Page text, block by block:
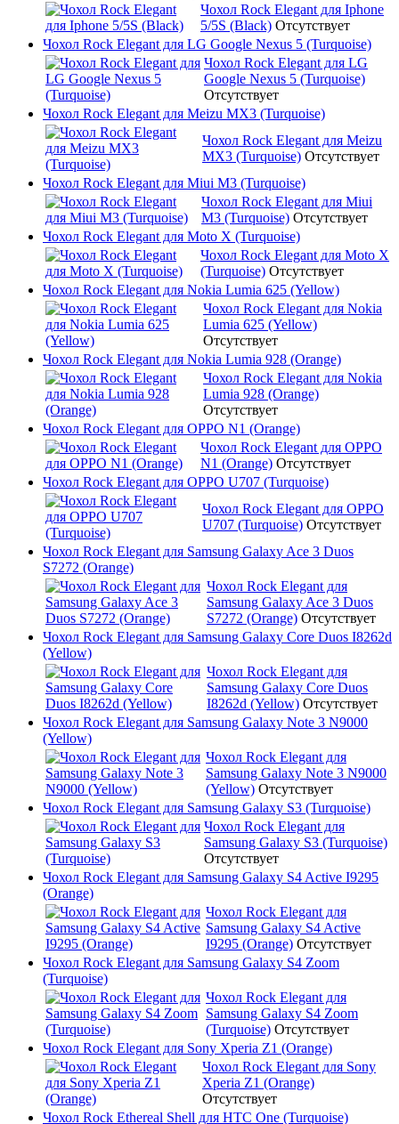
Чохол Rock Elegant для Iphone
5/5S (Black) Отсутствует
Чохол Rock Elegant для LG Google Nexus 5 (Turquoise)
Чохол Rock Elegant для LG
Google Nexus 5 (Turquoise)
Отсутствует
Чохол Rock Elegant для Meizu MX3 (Turquoise)
Чохол Rock Elegant для Meizu
MX3 (Turquoise) Отсутствует
Чохол Rock Elegant для Miui M3 (Turquoise)
Чохол Rock Elegant для Miui
M3 (Turquoise) Отсутствует
Чохол Rock Elegant для Moto X (Turquoise)
Чохол Rock Elegant для Moto X
(Turquoise) Отсутствует
Чохол Rock Elegant для Nokia Lumia 625 (Yellow)
Чохол Rock Elegant для Nokia
Lumia 625 (Yellow)
Отсутствует
Чохол Rock Elegant для Nokia Lumia 928 (Orange)
Чохол Rock Elegant для Nokia
Lumia 928 (Orange)
Отсутствует
Чохол Rock Elegant для OPPO N1 (Orange)
Чохол Rock Elegant для OPPO
N1 (Orange) Отсутствует
Чохол Rock Elegant для OPPO U707 (Turquoise)
Чохол Rock Elegant для OPPO
U707 (Turquoise) Отсутствует
Чохол Rock Elegant для Samsung Galaxy Ace 3 Duos
S7272 (Orange)
Чохол Rock Elegant для
Samsung Galaxy Ace 3 Duos
S7272 (Orange) Отсутствует
Чохол Rock Elegant для Samsung Galaxy Core Duos I8262d
(Yellow)
Чохол Rock Elegant для
Samsung Galaxy Core Duos
I8262d (Yellow) Отсутствует
Чохол Rock Elegant для Samsung Galaxy Note 3 N9000
(Yellow)
Чохол Rock Elegant для
Samsung Galaxy Note 3 N9000
(Yellow) Отсутствует
Чохол Rock Elegant для Samsung Galaxy S3 (Turquoise)
Чохол Rock Elegant для
Samsung Galaxy S3 (Turquoise)
Отсутствует
Чохол Rock Elegant для Samsung Galaxy S4 Active I9295
(Orange)
Чохол Rock Elegant для
Samsung Galaxy S4 Active
I9295 (Orange) Отсутствует
Чохол Rock Elegant для Samsung Galaxy S4 Zoom
(Turquoise)
Чохол Rock Elegant для
Samsung Galaxy S4 Zoom
(Turquoise) Отсутствует
Чохол Rock Elegant для Sony Xperia Z1 (Orange)
Чохол Rock Elegant для Sony
Xperia Z1 (Orange)
Отсутствует
Чохол Rock Ethereal Shell для HTC One (Turquoise)